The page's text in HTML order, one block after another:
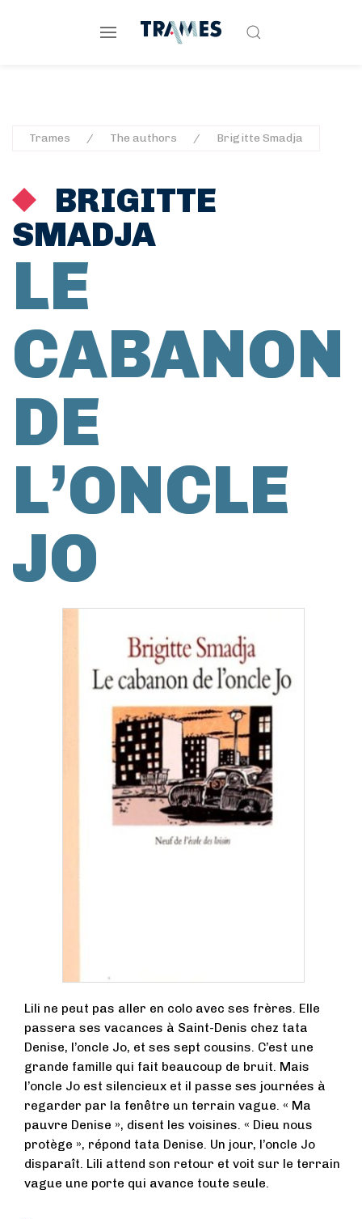
Trames The authors Brigitte Smadja
BRIGITTE
SMADJA
LE
CABANON
DE
L’ONCLE
JO
Lili ne peut pas aller en colo avec ses frères. Elle
passera ses vacances à Saint-Denis chez tata
Denise, l’oncle Jo, et ses sept cousins. C’est une
grande famille qui fait beaucoup de bruit. Mais
l’oncle Jo est silencieux et il passe ses journées à
regarder par la fenêtre un terrain vague. « Ma
pauvre Denise », disent les voisines. « Dieu nous
protège », répond tata Denise. Un jour, l’oncle Jo
disparaît. Lili attend son retour et voit sur le terrain
vague une porte qui avance toute seule.